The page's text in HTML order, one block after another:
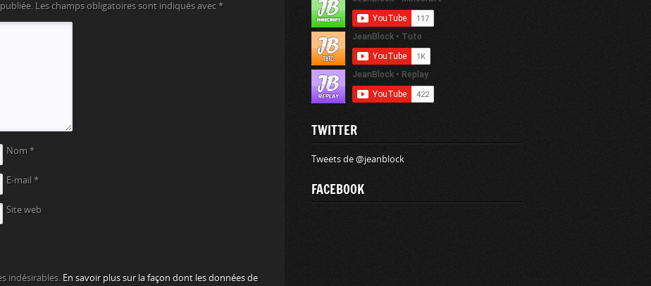
Les champs obligatoires sont indiqués avec *
Nom *
E-mail *
Site web
indésirables. En savoir plus sur la façon dont les données de
TWITTER
Tweets de @jeanblock
FACEBOOK